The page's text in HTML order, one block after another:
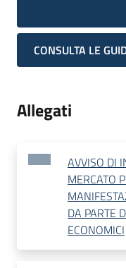
CONSULTA LE
Allegati
AVVISO DI
MERCATO
DA PARTE
ECONOMICI